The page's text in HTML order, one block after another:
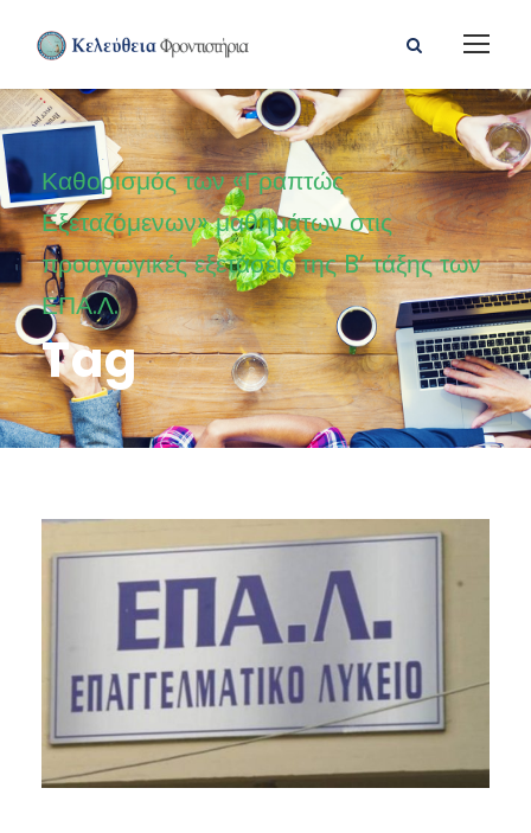
Καθορισμός των «Γραπτώς
Εξεταζόμενων» μαθημάτων στις
προαγωγικές εξετάσεις της B’ τάξης των
ΕΠΑ.Λ.
Tag